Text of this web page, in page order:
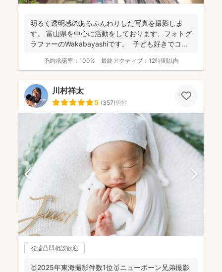
明るく透明感のあるふんわりした写真を撮影しま
す。 富山県を中心に活動をしております、フォトグ
ラファーのWakabayashiです。 子ども好きでコ...
予約承諾率： 100% 最終アクティブ： 12時間以内
川村祥太
5 (357)男性
発達凸凹相談歓迎
🥇2025年東海撮影件数1位🥇ニューボーン兄弟撮影